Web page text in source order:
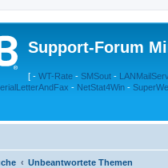
Support-Forum
[ - WT-Rate - SMSout -
- NetStat4Win -
Unbeantwortete Themen